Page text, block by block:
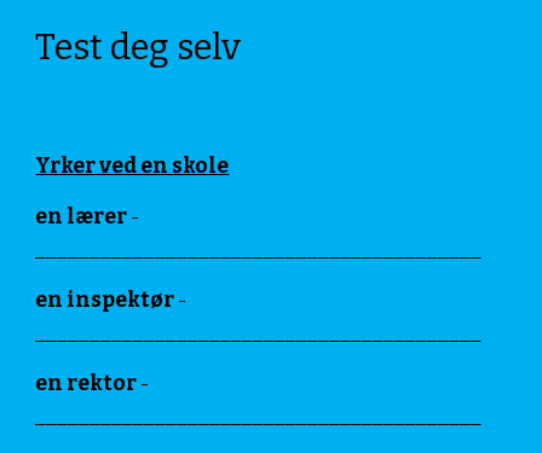
Test deg selv
Yrker ved en skole
en lærer-
en inspektør-
en rektor-